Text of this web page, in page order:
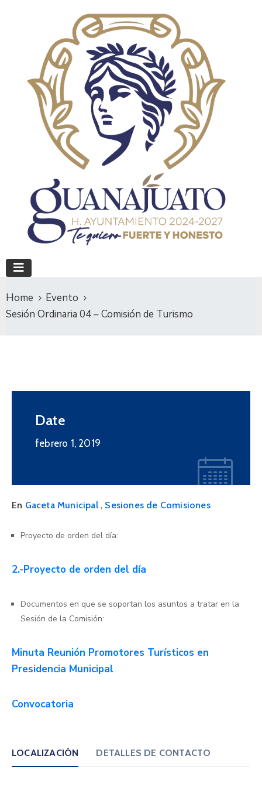
Home
Evento
Sesión Ordinaria 04 – Comisión de Turismo
Date
febrero 1, 2019
En Gaceta Municipal , Sesiones de Comisiones
Proyecto de orden del día:
2.-Proyecto de orden del día
Documentos en que se soportan los asuntos a tratar en la
Sesión de la Comisión:
Minuta Reunión Promotores Turísticos en
Presidencia Municipal
Convocatoria
LOCALIZACIÓN DETALLES DE CONTACTO